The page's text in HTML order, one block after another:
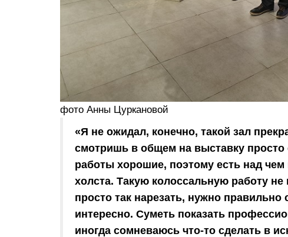
фото Анны Цуркановой
«Я не ожидал, конечно, такой зал
смотришь в общем на выставку
работы хорошие, поэтому есть над чем
холста. Такую колоссальную работу
просто так нарезать, нужно
интересно. Суметь показать
иногда сомневаюсь что-то сделать в